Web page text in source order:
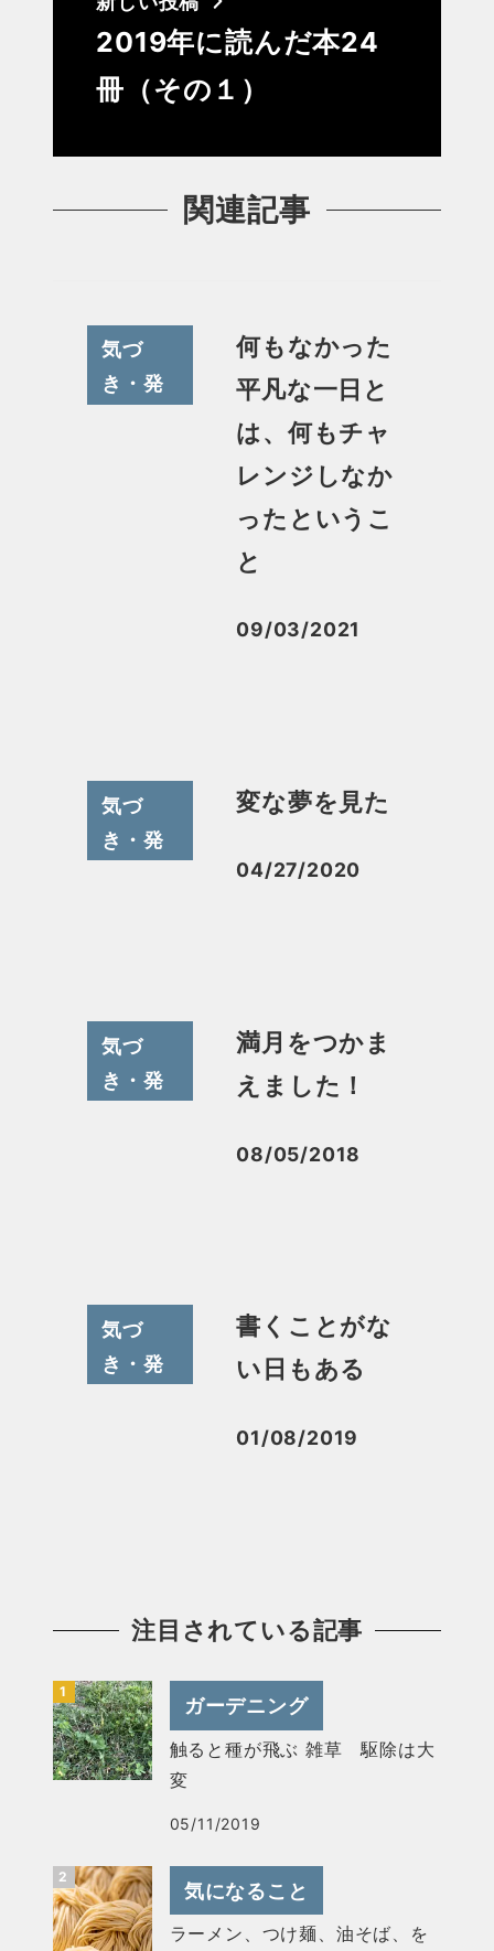
2019年に読んだ本24
冊（その１）
関連記事
気づ
き・発
何もなかった
平凡な一日と
は、何もチャ
レンジしなか
ったというこ
と
投稿日
09/03/2021
気づ
き・発
変な夢を見た
投稿日
04/27/2020
気づ
き・発
満月をつかま
えました！
投稿日
08/05/2018
気づ
き・発
書くことがな
い日もある
投稿日
01/08/2019
注目されている記事
ガーデニング
触ると種が飛ぶ 雑草 駆除は大
変
05/11/2019
気になること
ラーメン、つけ麺、油そば、を